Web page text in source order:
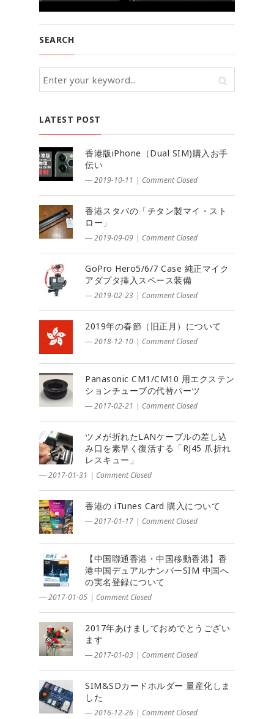
SEARCH
LATEST POST
香港版iPhone（Dual SIM)購入お手
伝い
― 2019-10-11 | Comment Closed
香港スタバの「チタン製マイ・スト
ロー」
― 2019-09-09 | Comment Closed
GoPro Hero5/6/7 Case 純正マイク
アダプタ挿入スペース装備
― 2019-02-23 | Comment Closed
2019年の春節（旧正月）について
― 2018-12-10 | Comment Closed
Panasonic CM1/CM10 用エクステン
ションチューブの代替パーツ
― 2017-02-21 | Comment Closed
ツメが折れたLANケーブルの差し込
み口を素早く復活する「RJ45 爪折れ
レスキュー」
― 2017-01-31 | Comment Closed
香港の iTunes Card 購入について
― 2017-01-17 | Comment Closed
【中国聯通香港・中国移動香港】香
港中国デュアルナンバーSIM 中国へ
の実名登録について
― 2017-01-05 | Comment Closed
2017年あけましておめでとうござい
ます
― 2017-01-03 | Comment Closed
SIM&SDカードホルダー 量産化しま
した
― 2016-12-26 | Comment Closed